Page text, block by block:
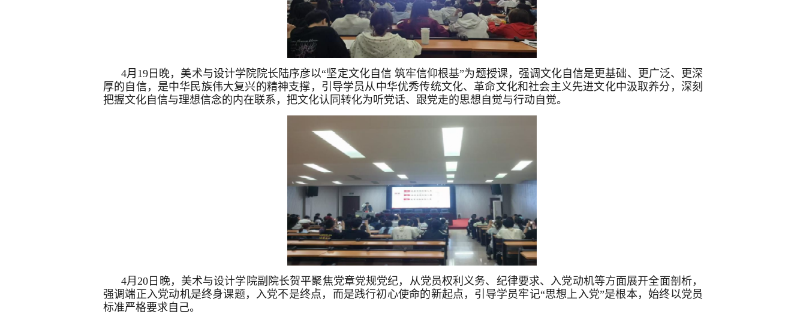
4月19日晚，美术与设计学院院长陆序彦以“坚定文化自信 筑牢信仰根基”为题授课，强调文化自信是更基础、更广泛、更深
厚的自信，是中华民族伟大复兴的精神支撑，引导学员从中华优秀传统文化、革命文化和社会主义先进文化中汲取养分，深刻
把握文化自信与理想信念的内在联系，把文化认同转化为听党话、跟党走的思想自觉与行动自觉。
4月20日晚，美术与设计学院副院长贺平聚焦党章党规党纪，从党员权利义务、纪律要求、入党动机等方面展开全面剖析，
强调端正入党动机是终身课题，入党不是终点，而是践行初心使命的新起点，引导学员牢记“思想上入党”是根本，始终以党员
标准严格要求自己。